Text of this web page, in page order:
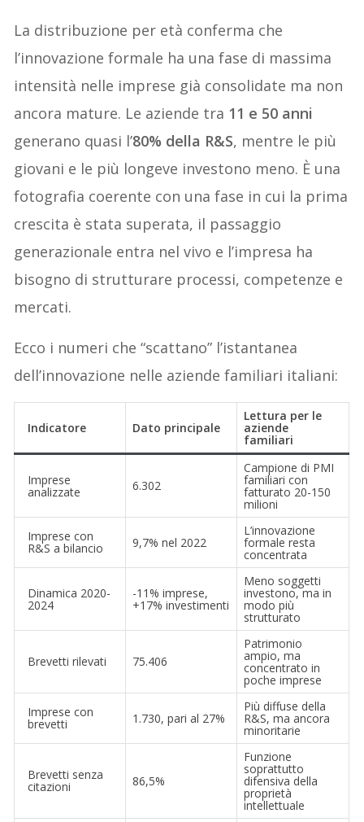
La distribuzione per età conferma che
l’innovazione formale ha una fase di massima
intensità nelle imprese già consolidate ma non
ancora mature. Le aziende tra 11 e 50 anni
generano quasi l’80% della R&S, mentre le più
giovani e le più longeve investono meno. È una
fotografia coerente con una fase in cui la prima
crescita è stata superata, il passaggio
generazionale entra nel vivo e l’impresa ha
bisogno di strutturare processi, competenze e
mercati.
Ecco i numeri che “scattano” l’istantanea
dell’innovazione nelle aziende familiari italiani:
Indicatore Dato principale
Lettura per le
aziende
familiari
Imprese
analizzate 6.302
Campione di PMI
familiari con
fatturato 20-150
milioni
Imprese con
R&S a bilancio 9,7% nel 2022
L’innovazione
formale resta
concentrata
Dinamica 2020-
2024
-11% imprese,
+17% investimenti
Meno soggetti
investono, ma in
modo più
strutturato
Brevetti rilevati 75.406
Patrimonio
ampio, ma
concentrato in
poche imprese
Imprese con
brevetti 1.730, pari al 27%
Più diffuse della
R&S, ma ancora
minoritarie
Brevetti senza
citazioni 86,5%
Funzione
soprattutto
difensiva della
proprietà
intellettuale